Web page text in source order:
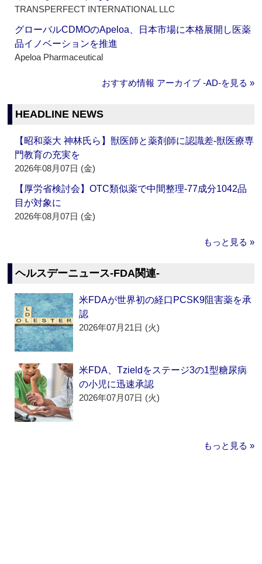
TRANSPERFECT INTERNATIONAL LLC
グローバルCDMOのApeloa、日本市場に本格展開し医薬
品イノベーションを推進
Apeloa Pharmaceutical
おすすめ情報 アーカイブ ‐AD‐を見る »
HEADLINE NEWS
【昭和薬大 神林氏ら】獣医師と薬剤師に認識差‐獣医療専
門教育の充実を
2026年08月07日 (金)
【厚労省検討会】OTC類似薬で中間整理‐77成分1042品
目が対象に
2026年08月07日 (金)
もっと見る »
ヘルスデーニュース‐FDA関連‐
米FDAが世界初の経口PCSK9阻害薬を承
認
2026年07月21日 (火)
米FDA、Tzieldをステージ3の1型糖尿病
の小児に迅速承認
2026年07月07日 (火)
もっと見る »